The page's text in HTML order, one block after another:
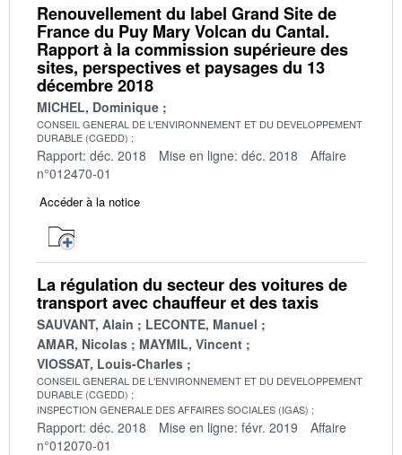
Renouvellement du label Grand Site de
France du Puy Mary Volcan du Cantal.
Rapport à la commission supérieure des
sites, perspectives et paysages du 13
décembre 2018
MICHEL, Dominique
CONSEIL GENERAL DE L'ENVIRONNEMENT ET DU DEVELOPPEMENT
DURABLE (CGEDD)
Rapport: déc. 2018 Mise en ligne: déc. 2018
Affaire
n°012470-01
Accéder à la notice
La régulation du secteur des voitures de
transport avec chauffeur et des taxis
SAUVANT, Alain
LECONTE, Manuel
AMAR, Nicolas
MAYMIL, Vincent
VIOSSAT, Louis-Charles
CONSEIL GENERAL DE L'ENVIRONNEMENT ET DU DEVELOPPEMENT
DURABLE (CGEDD)
INSPECTION GENERALE DES AFFAIRES SOCIALES (IGAS)
Rapport: déc. 2018 Mise en ligne: févr. 2019
Affaire
n°012070-01